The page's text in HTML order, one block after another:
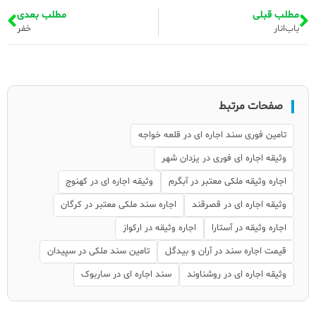
مطلب قبلی
باب‌انار
مطلب بعدی
خفر
صفحات مرتبط
تامین فوری سند اجاره ای در قلعه خواجه
وثیقه اجاره ای فوری در یزدان شهر
اجاره وثیقه ملکی معتبر در آبگرم
وثیقه اجاره ای در کهنوج
وثیقه اجاره ای در قصرقند
اجاره سند ملکی معتبر در کرگان
اجاره وثیقه در آستارا
اجاره وثیقه در ارکواز
قیمت اجاره سند در آران و بیدگل
تامین سند ملکی در سپیدان
وثیقه اجاره ای در روشناوند
سند اجاره ای در ساربوک